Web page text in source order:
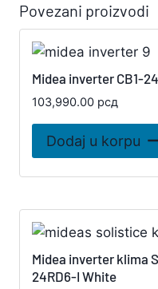
Povezani proizvodi
Midea inverter CB1-
103,990.00 рсд
Dodaj u korpu
Midea inverter klima
24RD6-I White